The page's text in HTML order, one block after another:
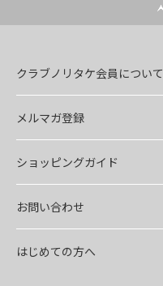
クラブノリタケ会員について
メルマガ登録
ショッピングガイド
お問い合わせ
はじめての方へ